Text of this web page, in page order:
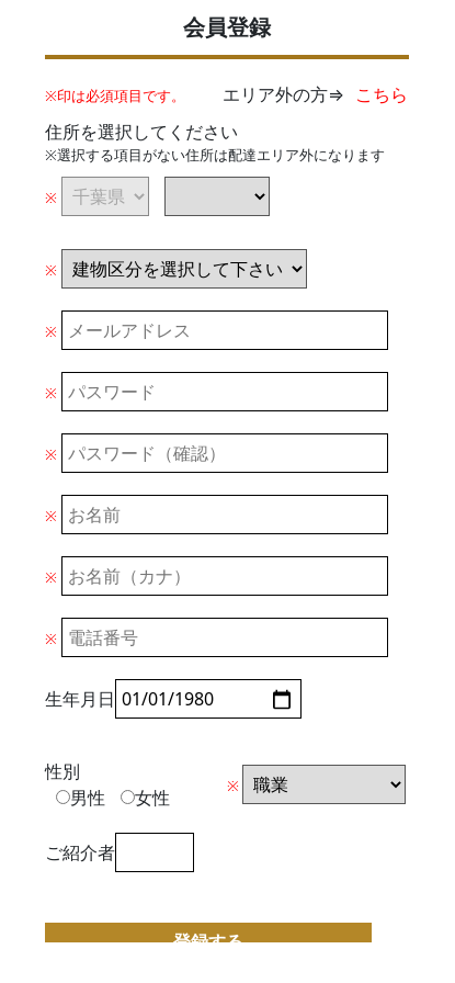
会員登録
※印は必須項目です。 エリア外の方⇒ こちら
住所を選択してください
※選択する項目がない住所は配達エリア外になります
※
※
※
※
※
※
※
※
生年月日
性別
男性
女性 ※
ご紹介者
登録する